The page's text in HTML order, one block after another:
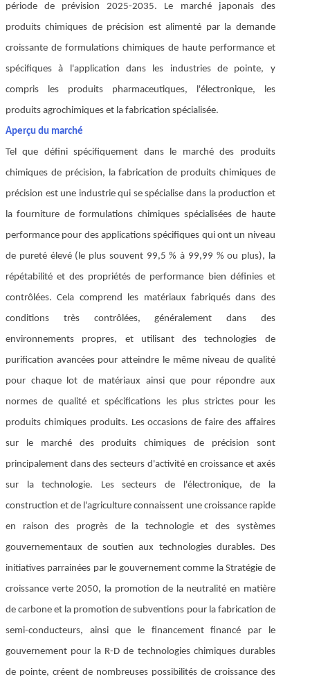
période de prévision 2025-2035. Le marché japonais des
produits chimiques de précision est alimenté par la demande
croissante de formulations chimiques de haute performance et
spécifiques à l'application dans les industries de pointe, y
compris les produits pharmaceutiques, l'électronique, les
produits agrochimiques et la fabrication spécialisée.
Aperçu du marché
Tel que défini spécifiquement dans le marché des produits
chimiques de précision, la fabrication de produits chimiques de
précision est une industrie qui se spécialise dans la production et
la fourniture de formulations chimiques spécialisées de haute
performance pour des applications spécifiques qui ont un niveau
de pureté élevé (le plus souvent 99,5 % à 99,99 % ou plus), la
répétabilité et des propriétés de performance bien définies et
contrôlées. Cela comprend les matériaux fabriqués dans des
conditions très contrôlées, généralement dans des
environnements propres, et utilisant des technologies de
purification avancées pour atteindre le même niveau de qualité
pour chaque lot de matériaux ainsi que pour répondre aux
normes de qualité et spécifications les plus strictes pour les
produits chimiques produits. Les occasions de faire des affaires
sur le marché des produits chimiques de précision sont
principalement dans des secteurs d'activité en croissance et axés
sur la technologie. Les secteurs de l'électronique, de la
construction et de l'agriculture connaissent une croissance rapide
en raison des progrès de la technologie et des systèmes
gouvernementaux de soutien aux technologies durables. Des
initiatives parrainées par le gouvernement comme la Stratégie de
croissance verte 2050, la promotion de la neutralité en matière
de carbone et la promotion de subventions pour la fabrication de
semi-conducteurs, ainsi que le financement financé par le
gouvernement pour la R-D de technologies chimiques durables
de pointe, créent de nombreuses possibilités de croissance des